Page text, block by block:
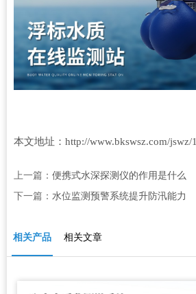
本文地址： http://www.bkswsz.com/jswz/
上一篇： 便携式水深探测仪的作用是什么
下一篇： 水位监测预警系统提升防汛能力
相关产品 相关文章